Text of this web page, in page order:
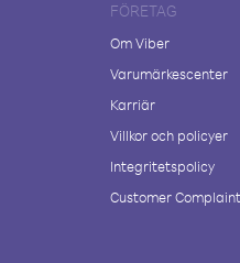
FÖRETAG
Om Viber
Varumärkescenter
Karriär
Villkor och policyer
Integritetspolicy
Customer